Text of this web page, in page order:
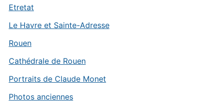
Etretat
Le Havre et Sainte-Adresse
Rouen
Cathédrale de Rouen
Portraits de Claude Monet
Photos anciennes